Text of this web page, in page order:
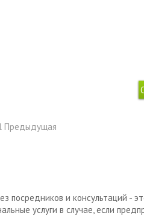
Предыдущая
посредников и консультаций -
услуги в случае, если